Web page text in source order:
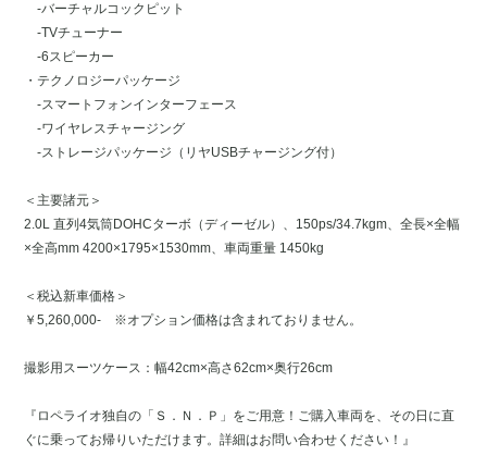
-バーチャルコックピット
-TVチューナー
-6スピーカー
・テクノロジーパッケージ
-スマートフォンインターフェース
-ワイヤレスチャージング
-ストレージパッケージ（リヤUSBチャージング付）
＜主要諸元＞
2.0L 直列4気筒DOHCターボ（ディーゼル）、150ps/34.7kgm、全長×全幅
×全高mm 4200×1795×1530mm、車両重量 1450kg
＜税込新車価格＞
￥5,260,000- ※オプション価格は含まれておりません。
撮影用スーツケース：幅42cm×高さ62cm×奥行26cm
『ロペライオ独自の「Ｓ．Ｎ．Ｐ」をご用意！ご購入車両を、その日に直
ぐに乗ってお帰りいただけます。詳細はお問い合わせください！』